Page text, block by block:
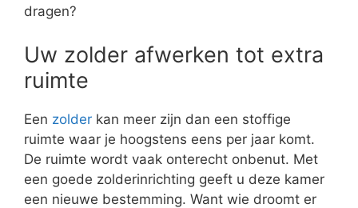
dragen?
Uw zolder afwerken tot extra
ruimte
Een zolder kan meer zijn dan een stoffige
ruimte waar je hoogstens eens per jaar komt.
De ruimte wordt vaak onterecht onbenut. Met
een goede zolderinrichting geeft u deze kamer
een nieuwe bestemming. Want wie droomt er